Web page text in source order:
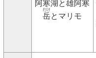
阿寒湖 と雄阿寒
岳
だけ
とマリモ